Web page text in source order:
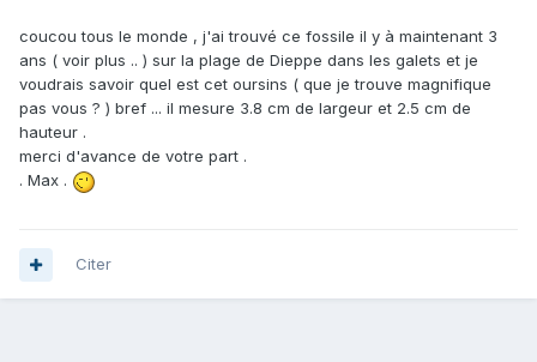
coucou tous le monde , j'ai trouvé ce fossile il y à maintenant 3
ans ( voir plus .. ) sur la plage de Dieppe dans les galets et je
voudrais savoir quel est cet oursins ( que je trouve magnifique
pas vous ? ) bref ... il mesure 3.8 cm de largeur et 2.5 cm de
hauteur .
merci d'avance de votre part .
. Max .
Citer